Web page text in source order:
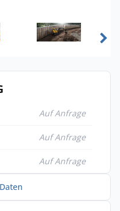
Auf Anfrage
Auf Anfrage
Auf Anfrage